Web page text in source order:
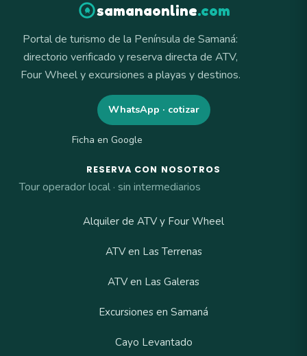
samanaonline.com
Portal de turismo de la Península de Samaná:
directorio verificado y reserva directa de ATV,
Four Wheel y excursiones a playas y destinos.
WhatsApp · cotizar
Ficha en Google
RESERVA CON NOSOTROS
Tour operador local · sin intermediarios
Alquiler de ATV y Four Wheel
ATV en Las Terrenas
ATV en Las Galeras
Excursiones en Samaná
Cayo Levantado